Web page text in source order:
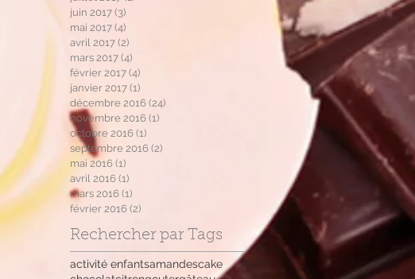
juin 2017 (3)
mai 2017 (4)
avril 2017 (2)
mars 2017 (4)
février 2017 (4)
janvier 2017 (1)
décembre 2016 (24)
novembre 2016 (1)
octobre 2016 (1)
septembre 2016 (2)
mai 2016 (1)
avril 2016 (1)
mars 2016 (1)
février 2016 (2)
Rechercher par Tags
activité enfantsamandescake